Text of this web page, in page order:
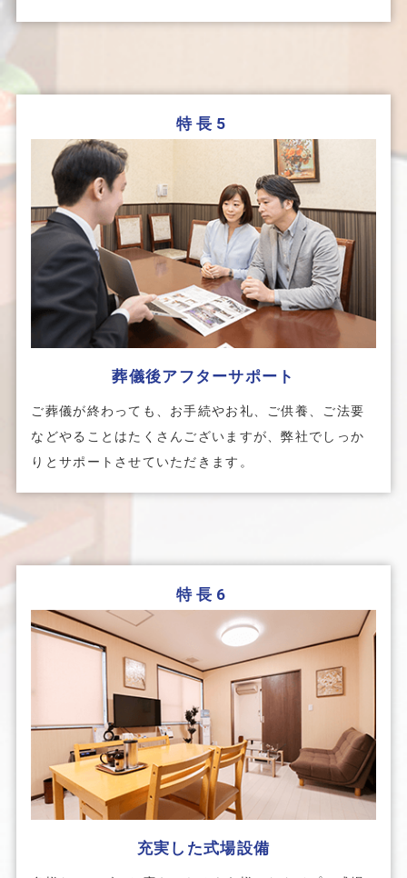
特長5
葬儀後アフターサポート
ご葬儀が終わっても、お手続やお礼、ご供養、ご法要
などやることはたくさんございますが、弊社でしっか
りとサポートさせていただきます。
特長6
充実した式場設備